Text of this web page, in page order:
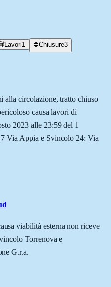
Lavori1 ⛔Chiusure3
circolazione, tratto chiuso
causa lavori di
2023 alle 23:59 del 1
Via Appia e Svincolo 24: Via
viabilità esterna non riceve
Torrenova e
G.r.a.